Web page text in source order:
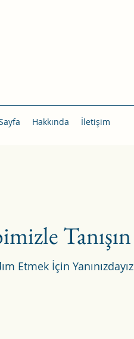
Hakkında İletişim
Tanışın
Etmek İçin Yanınızdayız